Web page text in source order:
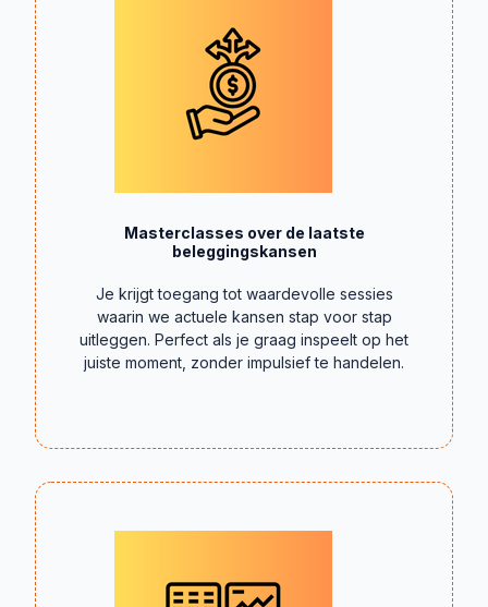
Masterclasses over de laatste
beleggingskansen
Je krijgt toegang tot waardevolle sessies
waarin we actuele kansen stap voor stap
uitleggen. Perfect als je graag inspeelt op het
juiste moment, zonder impulsief te handelen.